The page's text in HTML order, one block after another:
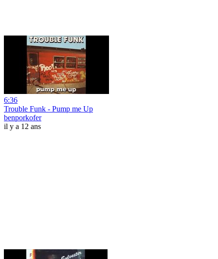
6:36
Trouble Funk - Pump me Up
benporkofer
il y a 12 ans